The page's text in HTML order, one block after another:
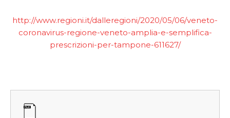
http://www.regioni.it/dalleregioni/2020/05/06/veneto-
coronavirus-regione-veneto-amplia-e-semplifica-
prescrizioni-per-tampone-611627/